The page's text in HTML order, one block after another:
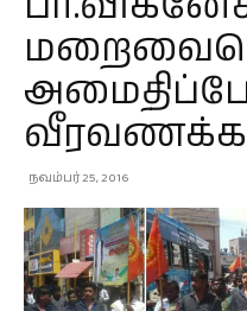
வீரவணக்க
நவம்பர் 25, 2016